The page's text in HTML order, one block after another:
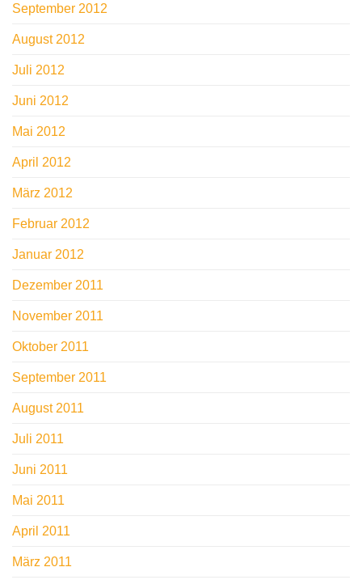
September 2012
August 2012
Juli 2012
Juni 2012
Mai 2012
April 2012
März 2012
Februar 2012
Januar 2012
Dezember 2011
November 2011
Oktober 2011
September 2011
August 2011
Juli 2011
Juni 2011
Mai 2011
April 2011
März 2011